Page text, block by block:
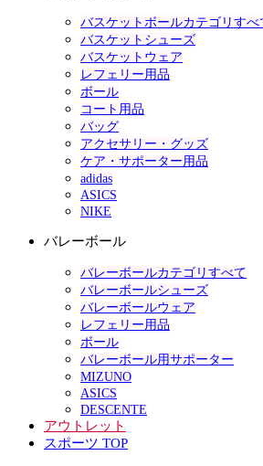
バスケットボールカテゴリすべ
バスケットシューズ
バスケットウェア
レフェリー用品
ボール
コート用品
バッグ
アクセサリー・グッズ
ケア・サポーター用品
adidas
ASICS
NIKE
バレーボール
バレーボールカテゴリすべて
バレーボールシューズ
バレーボールウェア
レフェリー用品
ボール
バレーボール用サポーター
MIZUNO
ASICS
DESCENTE
アウトレット
スポーツ TOP